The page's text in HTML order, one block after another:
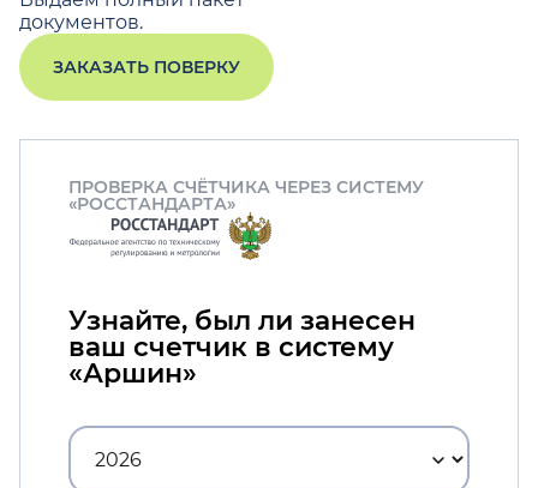
документов.
ЗАКАЗАТЬ ПОВЕРКУ
ПРОВЕРКА СЧЁТЧИКА ЧЕРЕЗ СИСТЕМУ
«РОССТАНДАРТА»
Узнайте, был ли занесен
ваш счетчик в систему
«Аршин»